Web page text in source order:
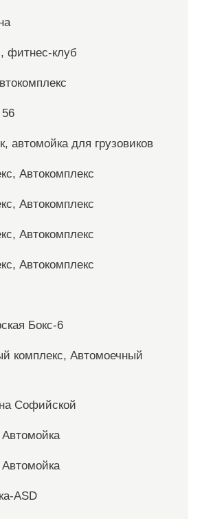
фитнес-клуб
автомойка для грузовиков
Автокомплекс
Автокомплекс
Автокомплекс
Автокомплекс
Бокс-6
комплекс, Автомоечный
Софийской
ASD